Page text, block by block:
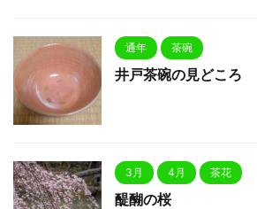
通年 茶碗
井戸茶碗の見どころ
3月 4月 茶花
醍醐の桜